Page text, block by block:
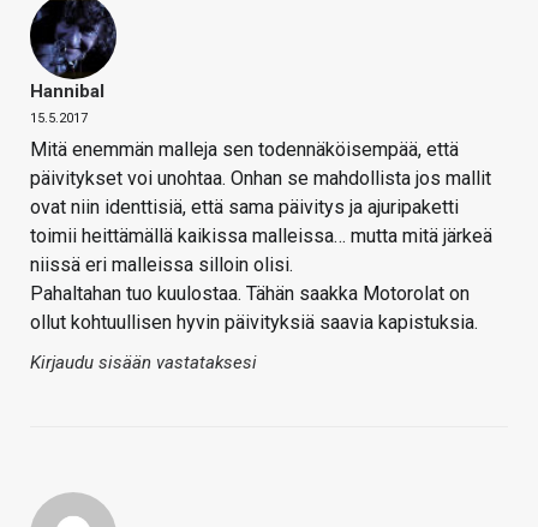
Hannibal
15.5.2017
Mitä enemmän malleja sen todennäköisempää, että
päivitykset voi unohtaa. Onhan se mahdollista jos mallit
ovat niin identtisiä, että sama päivitys ja ajuripaketti
toimii heittämällä kaikissa malleissa… mutta mitä järkeä
niissä eri malleissa silloin olisi.
Pahaltahan tuo kuulostaa. Tähän saakka Motorolat on
ollut kohtuullisen hyvin päivityksiä saavia kapistuksia.
Kirjaudu sisään vastataksesi